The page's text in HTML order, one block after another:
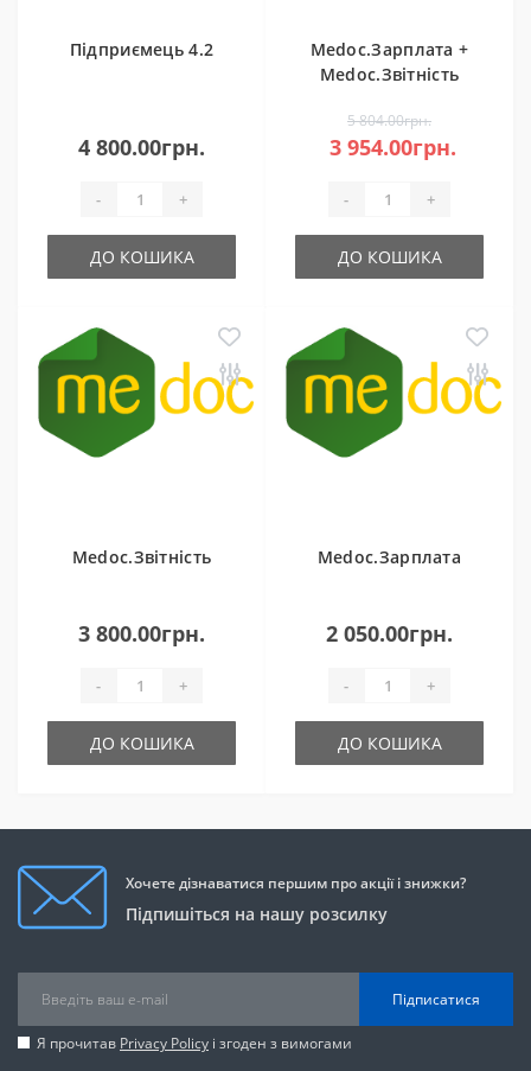
Підприємець 4.2
4 800.00грн.
- +
ДО КОШИКА
Medoc.Зарплата +
Medoc.Звітність
5 804.00грн.
3 954.00грн.
- +
ДО КОШИКА
Medoc.Звітність
3 800.00грн.
- +
ДО КОШИКА
Medoc.Зарплата
2 050.00грн.
- +
ДО КОШИКА
Хочете дізнаватися першим про акції і знижки?
Підпишіться на нашу розсилку
Підписатися
Я прочитав Privacy Policy і згоден з вимогами